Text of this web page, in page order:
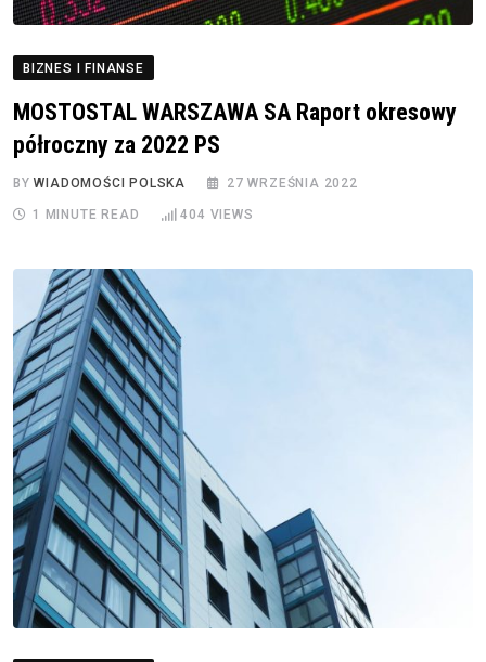
BIZNES I FINANSE
MOSTOSTAL WARSZAWA SA Raport okresowy
półroczny za 2022 PS
BYWIADOMOŚCI POLSKA 27 WRZEŚNIA 2022
1 MINUTE READ 404 VIEWS